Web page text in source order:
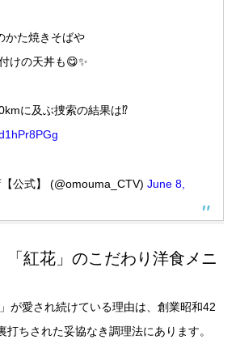
かた焼きそばや
けの天丼も😋✨
に及ぶ捜索の結果は⁉
公式】 (@omouma_CTV) June 8,
「紅花」のこだわり洋食メニ
が愛され続けている理由は、創業昭和42
打ちされた妥協なき調理法にあります。